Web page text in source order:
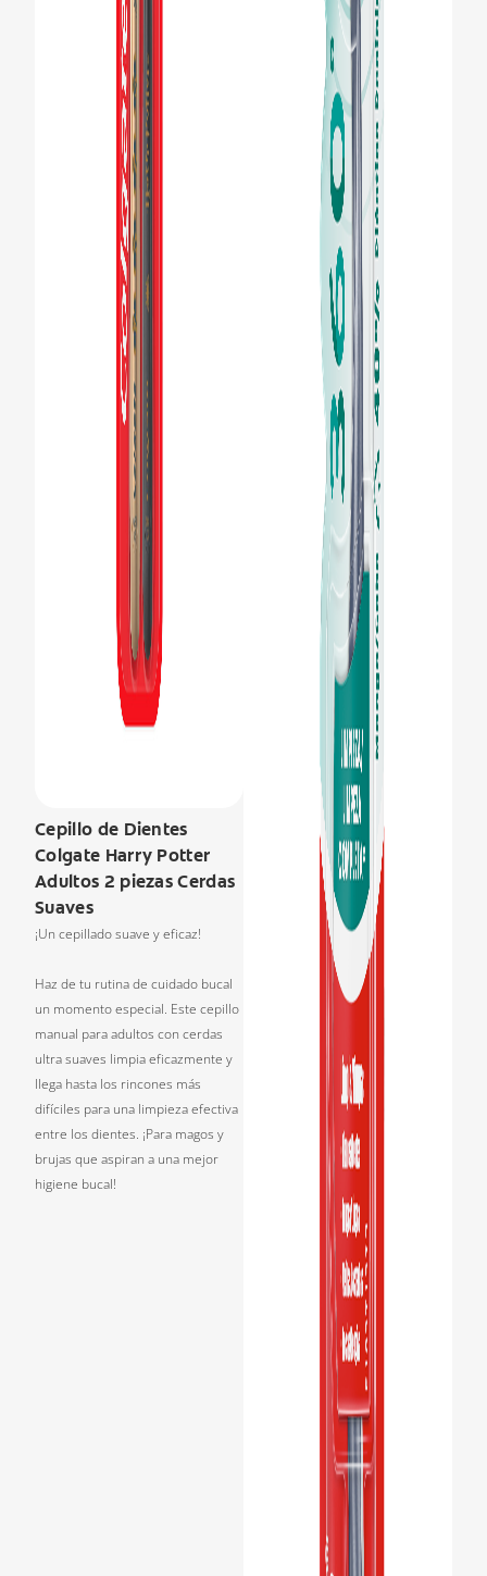
Cepillo de Dientes
Colgate Harry Potter
Adultos 2 piezas Cerdas
Suaves
¡Un cepillado suave y eficaz!
Haz de tu rutina de cuidado bucal
un momento especial. Este cepillo
manual para adultos con cerdas
ultra suaves limpia eficazmente y
llega hasta los rincones más
difíciles para una limpieza efectiva
entre los dientes. ¡Para magos y
brujas que aspiran a una mejor
higiene bucal!